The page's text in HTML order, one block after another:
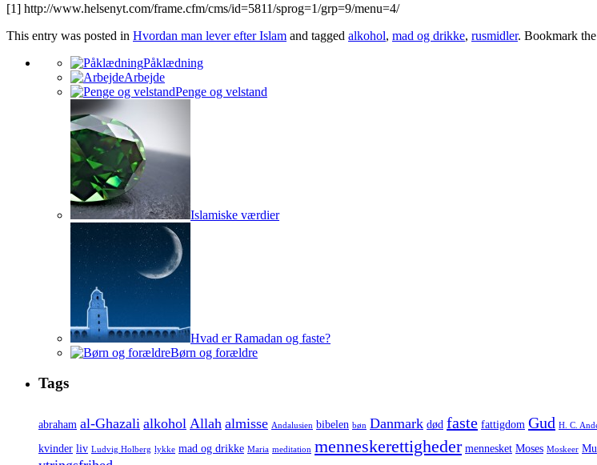
[1] http://www.helsenyt.com/frame.cfm/cms/id=5811/sprog=1/grp=9/menu=4/
This entry was posted in Hvordan man lever efter Islam and tagged alkohol, mad og drikke, rusmidler. Bookmark the
Påklædning
Arbejde
Penge og velstand
Islamiske værdier
Hvad er Ramadan og faste?
Børn og forældre
Tags
abraham al-Ghazali alkohol Allah almisse Andalusien bibelen bøn Danmark død faste fattigdom Gud H. C.
kvinder liv Ludvig Holberg lykke mad og drikke Maria meditation menneskerettigheder mennesket Moses Moskeer